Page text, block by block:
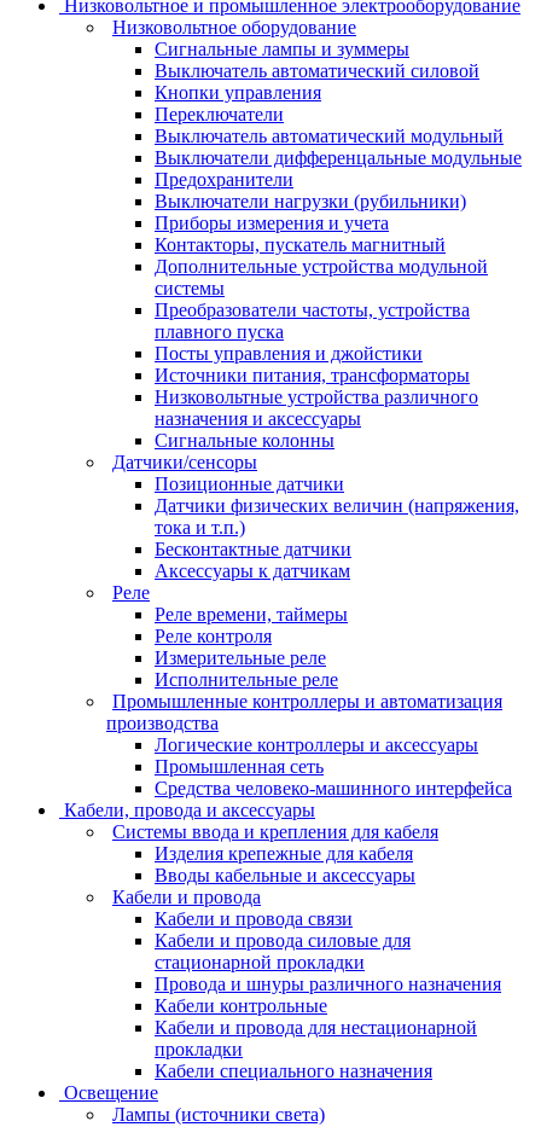
Низковольтное и промышленное электрооборудование
Низковольтное оборудование
Сигнальные лампы и зуммеры
Выключатель автоматический силовой
Кнопки управления
Переключатели
Выключатель автоматический модульный
Выключатели дифференцальные модульные
Предохранители
Выключатели нагрузки (рубильники)
Приборы измерения и учета
Контакторы, пускатель магнитный
Дополнительные устройства модульной
системы
Преобразователи частоты, устройства
плавного пуска
Посты управления и джойстики
Источники питания, трансформаторы
Низковольтные устройства различного
назначения и аксессуары
Сигнальные колонны
Датчики/сенсоры
Позиционные датчики
Датчики физических величин (напряжения,
тока и т.п.)
Бесконтактные датчики
Аксессуары к датчикам
Реле
Реле времени, таймеры
Реле контроля
Измерительные реле
Исполнительные реле
Промышленные контроллеры и автоматизация
производства
Логические контроллеры и аксессуары
Промышленная сеть
Средства человеко-машинного интерфейса
Кабели, провода и аксессуары
Системы ввода и крепления для кабеля
Изделия крепежные для кабеля
Вводы кабельные и аксессуары
Кабели и провода
Кабели и провода связи
Кабели и провода силовые для
стационарной прокладки
Провода и шнуры различного назначения
Кабели контрольные
Кабели и провода для нестационарной
прокладки
Кабели специального назначения
Освещение
Лампы (источники света)